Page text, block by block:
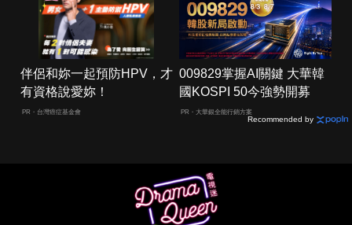
伴侶和妳一起預防HPV，才
有資格說愛妳！
PR・台灣癌症基金會
009829掌握AI關鍵 大華韓
國KOSPI 50今強勢開募
PR・大華銀全能行銷方案
Recommended by